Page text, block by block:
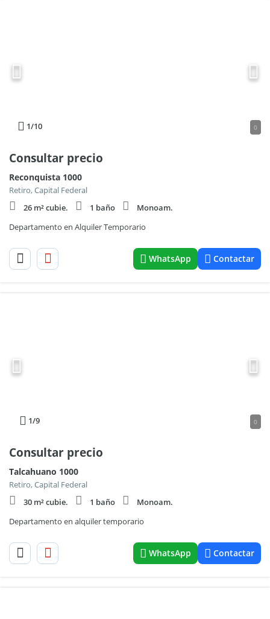
1/10 0
Consultar precio
Reconquista 1000
Retiro, Capital Federal
26 m² cubie.
1 baño
Monoam.
Departamento en Alquiler Temporario
WhatsApp Contactar
1/9 0
Consultar precio
Talcahuano 1000
Retiro, Capital Federal
30 m² cubie.
1 baño
Monoam.
Departamento en alquiler temporario
WhatsApp Contactar